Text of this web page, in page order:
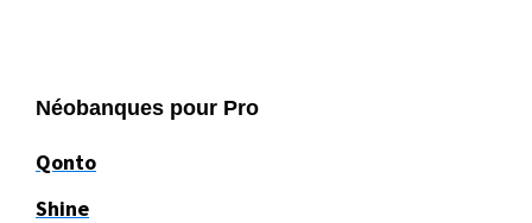
Néobanques pour Pro
Qonto
Shine